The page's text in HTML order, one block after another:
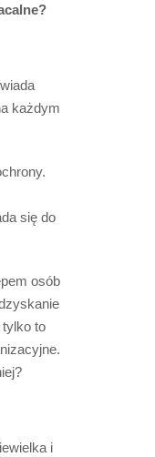
każdym
się do
osób
to
i